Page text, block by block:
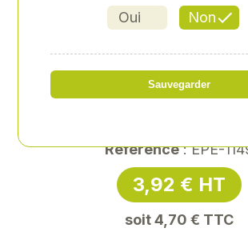
KIT 4, RESSORT
AVE FL
Référence: EPE-
3,92 € HT
soit 4,70 € TTC
Oui Non
Sauvegarder